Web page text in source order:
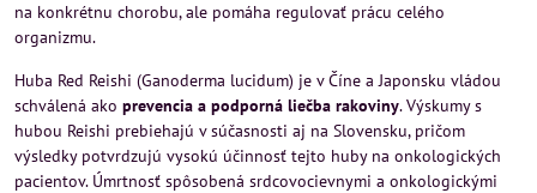
na konkrétnu chorobu, ale pomáha regulovať prácu celého
organizmu.
Huba Red Reishi (Ganoderma lucidum) je v Číne a Japonsku vládou
schválená ako prevencia a podporná liečba rakoviny. Výskumy s
hubou Reishi prebiehajú v súčasnosti aj na Slovensku, pričom
výsledky potvrdzujú vysokú účinnosť tejto huby na onkologických
pacientov. Úmrtnosť spôsobená srdcovocievnymi a onkologickými